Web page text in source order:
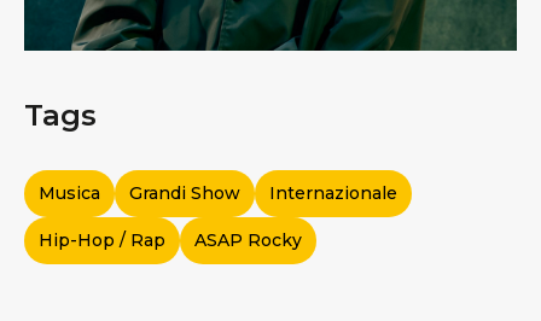
Tags
Musica Grandi Show Internazionale
Hip-Hop / Rap ASAP Rocky